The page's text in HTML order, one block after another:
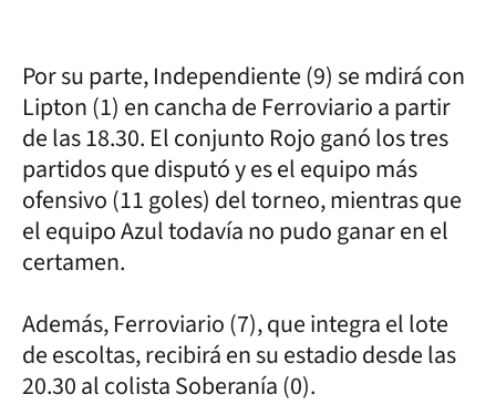
Por su parte, Independiente (9) se mdirá con
Lipton (1) en cancha de Ferroviario a partir
de las 18.30. El conjunto Rojo ganó los tres
partidos que disputó y es el equipo más
ofensivo (11 goles) del torneo, mientras que
el equipo Azul todavía no pudo ganar en el
certamen.
Además, Ferroviario (7), que integra el lote
de escoltas, recibirá en su estadio desde las
20.30 al colista Soberanía (0).